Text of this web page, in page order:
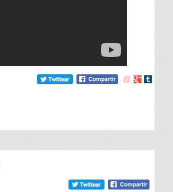
Compartir
Compartir
Compartir